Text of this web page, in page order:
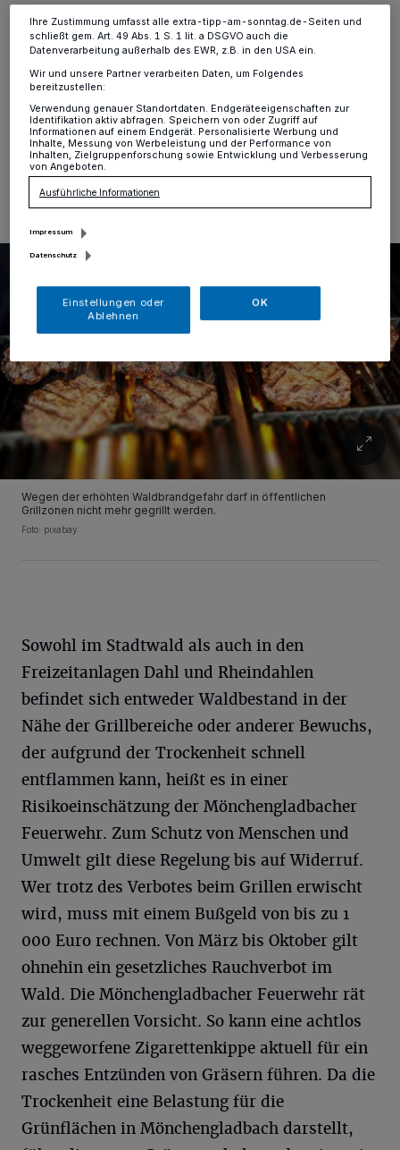
Mönchengladbach·Die anhaltende Trockenheit und
die bevorstehenden Hitzetage führen zu einer erhöhten
Brandgefahr in Mönchengladbach. In Absprache mit
der Feuerwehr sperrt mags deshalb ab Dienstag, 19.
Juli, die öffentlichen Grillzonen im Stadtgebiet.
18.07.2022 , 13:50 Uhr Eine Minute Lesezeit
Wegen der erhöhten Waldbrandgefahr darf in öffentlichen
Grillzonen nicht mehr gegrillt werden.
Foto: pixabay
Sowohl im Stadtwald als auch in den
Freizeitanlagen Dahl und Rheindahlen
befindet sich entweder Waldbestand in der
Nähe der Grillbereiche oder anderer Bewuchs,
der aufgrund der Trockenheit schnell
entflammen kann, heißt es in einer
Risikoeinschätzung der Mönchengladbacher
Feuerwehr. Zum Schutz von Menschen und
Umwelt gilt diese Regelung bis auf Widerruf.
Wer trotz des Verbotes beim Grillen erwischt
wird, muss mit einem Bußgeld von bis zu 1
000 Euro rechnen. Von März bis Oktober gilt
ohnehin ein gesetzliches Rauchverbot im
Wald. Die Mönchengladbacher Feuerwehr rät
zur generellen Vorsicht. So kann eine achtlos
weggeworfene Zigarettenkippe aktuell für ein
rasches Entzünden von Gräsern führen. Da die
Trockenheit eine Belastung für die
Grünflächen in Mönchengladbach darstellt,
Ihre Zustimmung umfasst alle extra-tipp-am-sonntag.de-Seiten und
schließt gem. Art. 49 Abs. 1 S. 1 lit. a DSGVO auch die
Datenverarbeitung außerhalb des EWR, z.B. in den USA ein.
Wir und unsere Partner verarbeiten Daten, um Folgendes
bereitzustellen:
Verwendung genauer Standortdaten. Endgeräteeigenschaften zur
Identifikation aktiv abfragen. Speichern von oder Zugriff auf
Informationen auf einem Endgerät. Personalisierte Werbung und
Inhalte, Messung von Werbeleistung und der Performance von
Inhalten, Zielgruppenforschung sowie Entwicklung und Verbesserung
von Angeboten.
Ausführliche Informationen
Impressum
Datenschutz
Einstellungen oder
Ablehnen
OK